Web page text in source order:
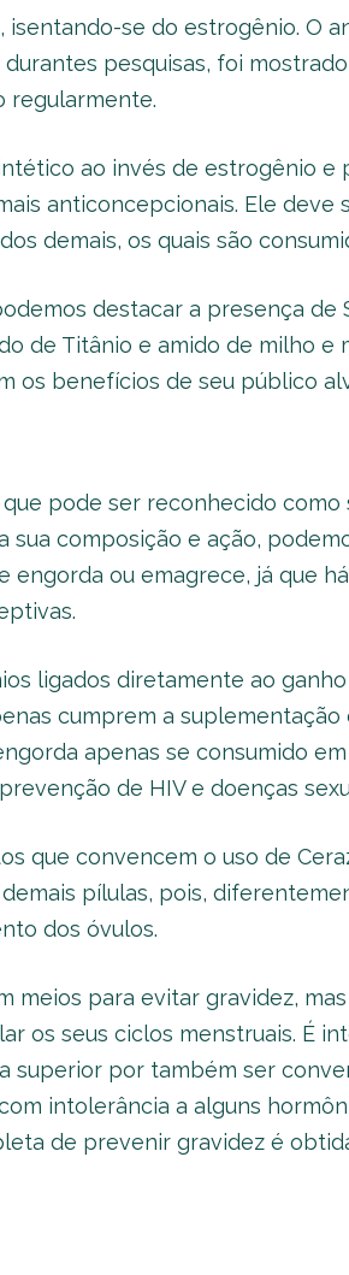
isentando-se do estrogênio. O
pesquisas, foi
regularmente.
ao invés de estrogênio e
anticoncepcionais. Ele deve
demais, os quais são
destacar a presença de
de Titânio e amido de milho e
os benefícios de seu público
pode ser reconhecido
sua composição e ação,
engorda ou emagrece, já que
ligados diretamente ao
cumprem a suplementação
apenas se consumido
de HIV e doenças
que convencem o uso de
pílulas, pois,
dos óvulos.
meios para evitar gravidez,
os seus ciclos menstruais. É
superior por também ser
intolerância a alguns
de prevenir gravidez é